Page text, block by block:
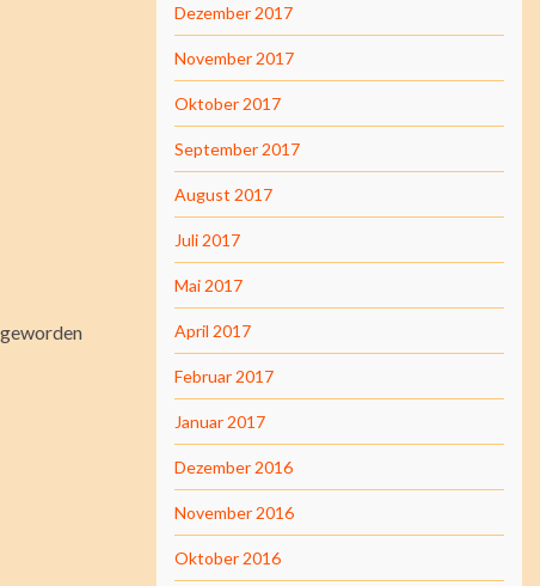
Dezember 2017
November 2017
Oktober 2017
September 2017
August 2017
Juli 2017
Mai 2017
April 2017
Februar 2017
Januar 2017
Dezember 2016
November 2016
Oktober 2016